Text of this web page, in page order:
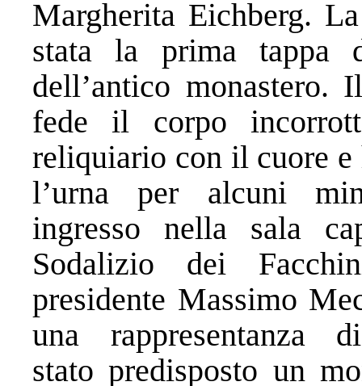
Margherita Eichberg.
stata la prima tappa
dell’antico monastero.
fede il corpo
reliquiario con il cuore e
l’urna per alcuni
ingresso nella sala
Sodalizio dei
presidente Massimo
una
stato predisposto un